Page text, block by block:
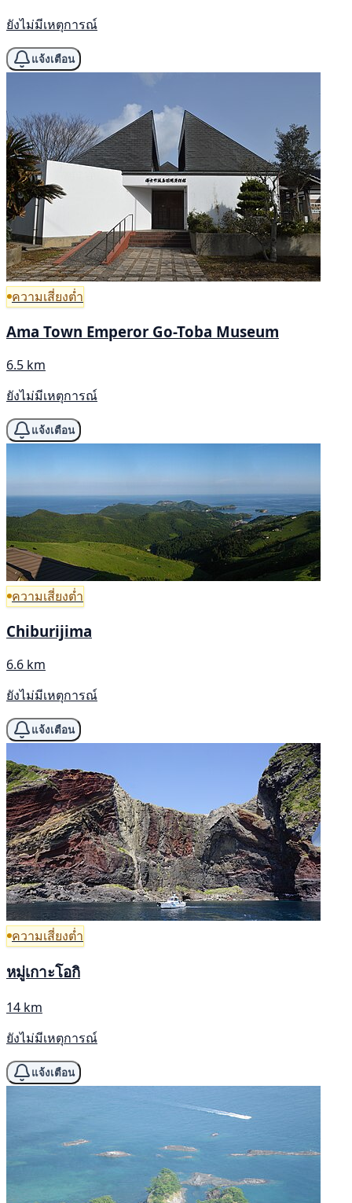
ยังไม่มีเหตุการณ์
แจ้งเตือน
ความเสี่ยงต่ำ
Ama Town Emperor Go-Toba Museum
6.5 km
ยังไม่มีเหตุการณ์
แจ้งเตือน
ความเสี่ยงต่ำ
Chiburijima
6.6 km
ยังไม่มีเหตุการณ์
แจ้งเตือน
ความเสี่ยงต่ำ
หมู่เกาะโอกิ
14 km
ยังไม่มีเหตุการณ์
แจ้งเตือน